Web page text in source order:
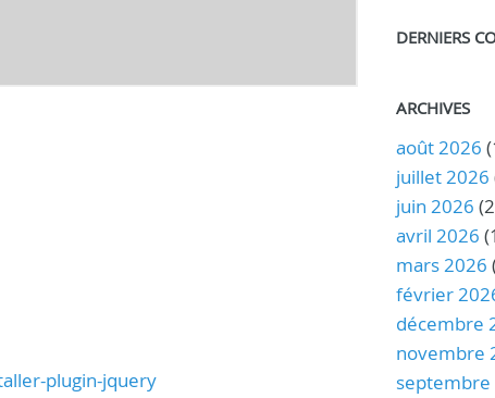
plugin-jquery
DERNIERS
ARCHIVES
août 2026
juillet 2026
juin 2026
avril 2026
mars 2026
février
décembre
novembre
septembre